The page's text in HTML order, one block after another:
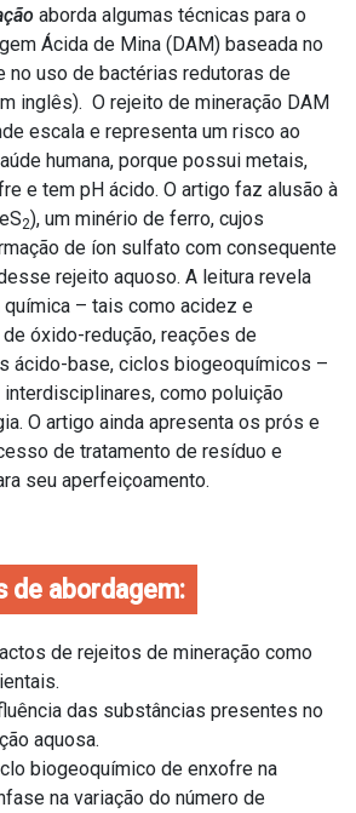
aborda algumas técnicas para o
Ácida de Mina (DAM) baseada no
no uso de bactérias redutoras de
inglês). O rejeito de mineração DAM
escala e representa um risco ao
humana, porque possui metais,
e tem pH ácido. O artigo faz alusão à
2), um minério de ferro, cujos
de íon sulfato com consequente
rejeito aquoso. A leitura revela
– tais como acidez e
óxido-redução, reações de
ácido-base, ciclos biogeoquímicos –
interdisciplinares, como poluição
O artigo ainda apresenta os prós e
de tratamento de resíduo e
seu aperfeiçoamento.
de abordagem:
de rejeitos de mineração como
das substâncias presentes no
aquosa.
biogeoquímico de enxofre na
na variação do número de